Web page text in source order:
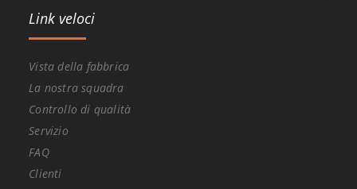
Link veloci
Vista della fabbrica
La nostra squadra
Controllo di qualità
Servizio
FAQ
Clienti